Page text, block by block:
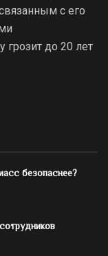
с его
грозит до 20 лет
безопаснее?